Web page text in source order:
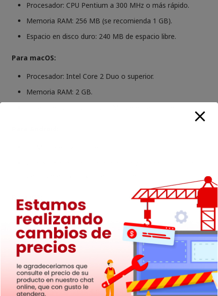
Procesador: CPU Pentium a 300 MHz o más rápido.
Memoria RAM: 256 MB (se recomienda 1 GB).
Espacio en disco duro: 240 MB de espacio libre.
Para macOS:
Procesador: Intel Core 2 Duo o superior.
Memoria RAM: 2 GB.
Para iOS:
50 MB de espacio libre.
Conexión a internet para la actualización de la base de
datos de antivirus y otras funciones.
La instalación de Panda Dome Advanced es rápida y sencilla,
con un asistente de instalación que guía a los usuarios a
través del proceso paso a paso. Para garantizar la máxima